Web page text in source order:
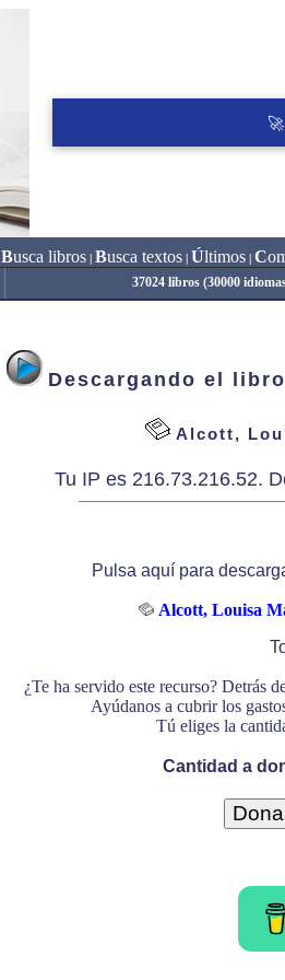
Busca libros| Busca textos| Últimos| C
37024 libros (30000
Descargando el
Alcott,
Tu IP es 216.73.216.52.
Pulsa aquí para
Alcott, Louisa
¿Te ha servido este recurso? Detrás
Ayúdanos a cubrir los
Tú eliges la
Cantidad a